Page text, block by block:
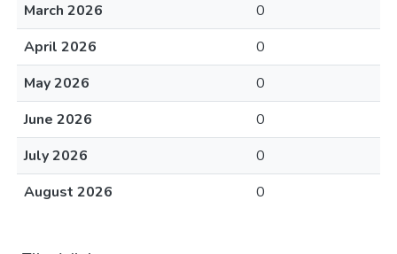
March 2026
0
April 2026
0
May 2026
0
June 2026
0
July 2026
0
August 2026
0